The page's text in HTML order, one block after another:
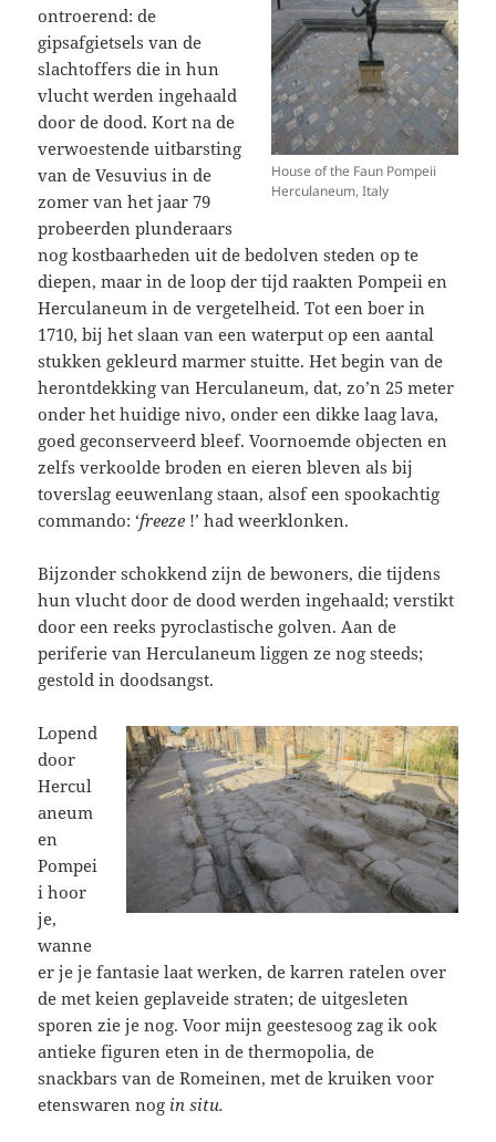
House of the Faun Pompeii
Herculaneum, Italy
ontroerend: de
gipsafgietsels van de
slachtoffers die in hun
vlucht werden ingehaald
door de dood. Kort na de
verwoestende uitbarsting
van de Vesuvius in de
zomer van het jaar 79
probeerden plunderaars
nog kostbaarheden uit de bedolven steden op te
diepen, maar in de loop der tijd raakten Pompeii en
Herculaneum in de vergetelheid. Tot een boer in
1710, bij het slaan van een waterput op een aantal
stukken gekleurd marmer stuitte. Het begin van de
herontdekking van Herculaneum, dat, zo’n 25 meter
onder het huidige nivo, onder een dikke laag lava,
goed geconserveerd bleef. Voornoemde objecten en
zelfs verkoolde broden en eieren bleven als bij
toverslag eeuwenlang staan, alsof een spookachtig
commando: ‘freeze !’ had weerklonken.
Bijzonder schokkend zijn de bewoners, die tijdens
hun vlucht door de dood werden ingehaald; verstikt
door een reeks pyroclastische golven. Aan de
periferie van Herculaneum liggen ze nog steeds;
gestold in doodsangst.
Lopend
door
Hercul
aneum
en
Pompei
i hoor
je,
wanne
er je je fantasie laat werken, de karren ratelen over
de met keien geplaveide straten; de uitgesleten
sporen zie je nog. Voor mijn geestesoog zag ik ook
antieke figuren eten in de thermopolia, de
snackbars van de Romeinen, met de kruiken voor
etenswaren nog in situ.